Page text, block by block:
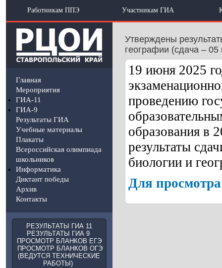
Работникам ППЭ Участникам ГИА
Главная
Мероприятия
ГИА-11
ГИА-9
Результаты ГИА
Учебные материалы
Плакаты
Всероссийская олимпиада
школьников
Информатика
Диктант победы
Архив
Контакты
РЕЗУЛЬТАТЫ ГИА 11
РЕЗУЛЬТАТЫ ГИА 9
ПРОСМОТР БЛАНКОВ ЕГЭ
ПРОСМОТР БЛАНКОВ ОГЭ
(ВЕДУТСЯ ТЕХНИЧЕСКИЕ
РАБОТЫ)
Утверждены
географии (сдача –
19 июня 2025
проведению
образования в
результаты
биологии и
Для просмотра